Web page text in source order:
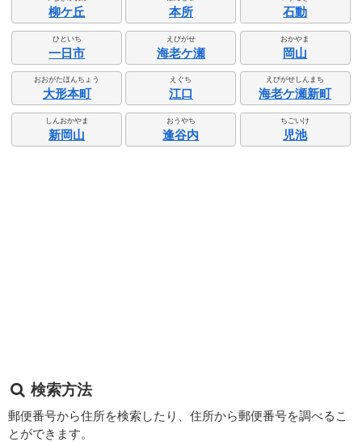
柳ケ丘 本所 石動
ひといち
一日市
えびがせ
海老ケ瀬
おかやま
岡山
おおがたほんちょう
大形本町
えぐち
江口
えびがせしんまち
海老ケ瀬新町
しんおかやま
新岡山
おうやち
逢谷内
ちごいけ
児池
検索方法
郵便番号から住所を検索したり、住所から郵便番号を調べるこ
とができます。